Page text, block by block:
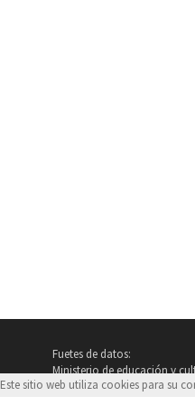
Fuetes de datos:
Ministerio de educación y
Imdb.com
Este sitio web utiliza cookies para su